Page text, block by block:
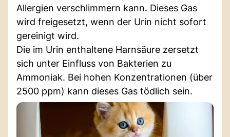
Allergien verschlimmern kann. Dieses Gas
wird freigesetzt, wenn der Urin nicht sofort
gereinigt wird.
Die im Urin enthaltene Harnsäure zersetzt
sich unter Einfluss von Bakterien zu
Ammoniak. Bei hohen Konzentrationen (über
2500 ppm) kann dieses Gas tödlich sein.